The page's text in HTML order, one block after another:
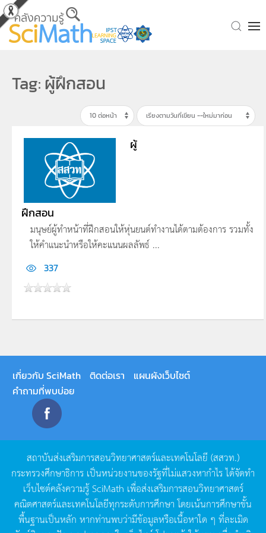
Skip to main content
Tag: ผู้ฝึกสอน
ผู้
ฝึกสอน
มนุษย์ผู้ทำหน้าที่ฝึกสอนให้หุ่นยนต์ทำงานได้ตามต้องการ รวมทั้ง
ให้คำแนะนำหรือให้คะแนนผลลัพธ์ ...
337
เกี่ยวกับ SciMath ติดต่อเรา
แผนผังเว็บไซต์
คำถามที่พบบ่อย
สถาบันส่งเสริมการสอนวิทยาศาสตร์และเทคโนโลยี (สสวท.)
กระทรวงศึกษาธิการ เป็นหน่วยงานของรัฐที่ไม่แสวงหากำไรได้จัดทำ
เว็บไซต์คลังความรู้SciMath เพื่อส่งเสริมการสอนวิทยาศาสตร์
คณิตศาสตร์และเทคโนโลยีทุกระดับการศึกษา โดยเน้นการศึกษาขั้น
พื้นฐานเป็นหลัก หากท่านพบว่ามีข้อมูลหรือเนื้อหาใด ๆ ที่ละเมิด